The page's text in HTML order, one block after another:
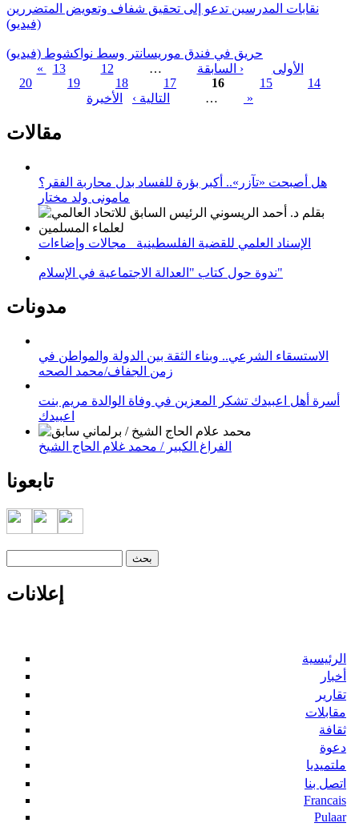
نقابات المدرسين تدعو إلى تحقيق شفاف وتعويض المتضررين
(فيديو)
حريق في فندق موريسانتر وسط نواكشوط (فيديو)
الصفحات
« الأولى ‹ السابقة …
12
13
14
15
16
17
18
19
20
…
التالية › الأخيرة »
مقالات
هل أصبحت «تآزر».. أكبر بؤرة للفساد بدل محاربة الفقر؟
مامونى ولد مختار
الإسناد العلمي للقضية الفلسطينية_ مجالات وإضاءات
ندوة حول كتاب "العدالة الاجتماعية في الإسلام"
مدونات
الاستسقاء الشرعي.. وبناء الثقة بين الدولة والمواطن في
زمن الجفاف/محمد الصحه
أسرة أهل اعبيدك تشكر المعزين في وفاة الوالدة مريم بنت
اعبيدك
الفراغ الكبير / محمد غلام الحاج الشيخ
تابعونا
إعلانات
الرئيسية
أخبار
تقارير
مقابلات
ثقافة
دعوة
ملتميديا
اتصل بنا
Francais
Pulaar